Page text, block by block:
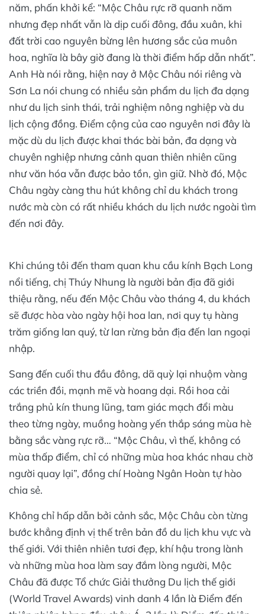
năm, phấn khởi kể: “Mộc Châu rực rỡ quanh năm
nhưng đẹp nhất vẫn là dịp cuối đông, đầu xuân, khi
đất trời cao nguyên bừng lên hương sắc của muôn
hoa, nghĩa là bây giờ đang là thời điểm hấp dẫn nhất”.
Anh Hà nói rằng, hiện nay ở Mộc Châu nói riêng và
Sơn La nói chung có nhiều sản phẩm du lịch đa dạng
như du lịch sinh thái, trải nghiệm nông nghiệp và du
lịch cộng đồng. Điểm cộng của cao nguyên nơi đây là
mặc dù du lịch được khai thác bài bản, đa dạng và
chuyên nghiệp nhưng cảnh quan thiên nhiên cũng
như văn hóa vẫn được bảo tồn, gìn giữ. Nhờ đó, Mộc
Châu ngày càng thu hút không chỉ du khách trong
nước mà còn có rất nhiều khách du lịch nước ngoài tìm
đến nơi đây.
Khi chúng tôi đến tham quan khu cầu kính Bạch Long
nổi tiếng, chị Thúy Nhung là người bản địa đã giới
thiệu rằng, nếu đến Mộc Châu vào tháng 4, du khách
sẽ được hòa vào ngày hội hoa lan, nơi quy tụ hàng
trăm giống lan quý, từ lan rừng bản địa đến lan ngoại
nhập.
Sang đến cuối thu đầu đông, dã quỳ lại nhuộm vàng
các triền đồi, mạnh mẽ và hoang dại. Rồi hoa cải
trắng phủ kín thung lũng, tam giác mạch đổi màu
theo từng ngày, muồng hoàng yến thắp sáng mùa hè
bằng sắc vàng rực rỡ… “Mộc Châu, vì thế, không có
mùa thấp điểm, chỉ có những mùa hoa khác nhau chờ
người quay lại”, đồng chí Hoàng Ngân Hoàn tự hào
chia sẻ.
Không chỉ hấp dẫn bởi cảnh sắc, Mộc Châu còn từng
bước khẳng định vị thế trên bản đồ du lịch khu vực và
thế giới. Với thiên nhiên tươi đẹp, khí hậu trong lành
và những mùa hoa làm say đắm lòng người, Mộc
Châu đã được Tổ chức Giải thưởng Du lịch thế giới
(World Travel Awards) vinh danh 4 lần là Điểm đến